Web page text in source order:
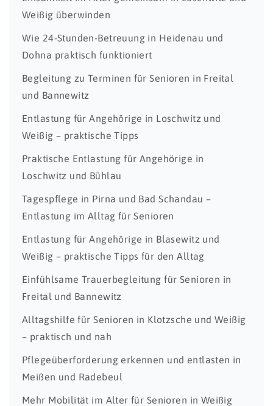
Weißig überwinden
Wie 24-Stunden-Betreuung in Heidenau und
Dohna praktisch funktioniert
Begleitung zu Terminen für Senioren in Freital
und Bannewitz
Entlastung für Angehörige in Loschwitz und
Weißig – praktische Tipps
Praktische Entlastung für Angehörige in
Loschwitz und Bühlau
Tagespflege in Pirna und Bad Schandau –
Entlastung im Alltag für Senioren
Entlastung für Angehörige in Blasewitz und
Weißig – praktische Tipps für den Alltag
Einfühlsame Trauerbegleitung für Senioren in
Freital und Bannewitz
Alltagshilfe für Senioren in Klotzsche und Weißig
– praktisch und nah
Pflegeüberforderung erkennen und entlasten in
Meißen und Radebeul
Mehr Mobilität im Alter für Senioren in Weißig